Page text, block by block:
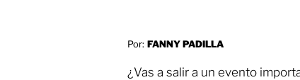
Por: FANNY PADILLA
¿Vas a salir a un evento